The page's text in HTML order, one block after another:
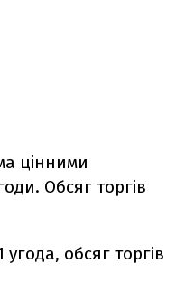
цінними
Обсяг торгів
угода, обсяг торгів